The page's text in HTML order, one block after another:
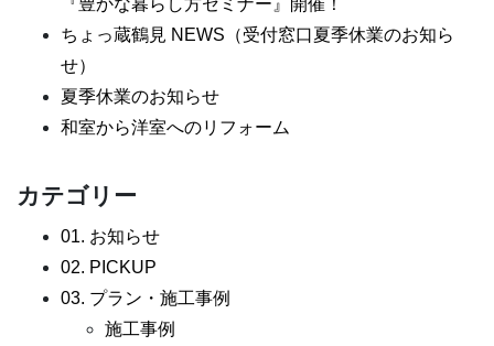
『豊かな暮らし方セミナー』開催！
ちょっ蔵鶴見 NEWS（受付窓口夏季休業のお知ら
せ）
夏季休業のお知らせ
和室から洋室へのリフォーム
カテゴリー
01. お知らせ
02. PICKUP
03. プラン・施工事例
施工事例